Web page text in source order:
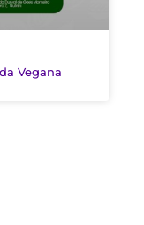
Vegana